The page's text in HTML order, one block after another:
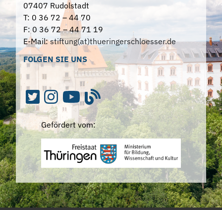
07407 Rudolstadt
T: 0 36 72 – 44 70
F: 0 36 72 – 44 71 19
E-Mail:stiftung(at)thueringerschloesser.de
FOLGEN SIE UNS
Gefördert vom: